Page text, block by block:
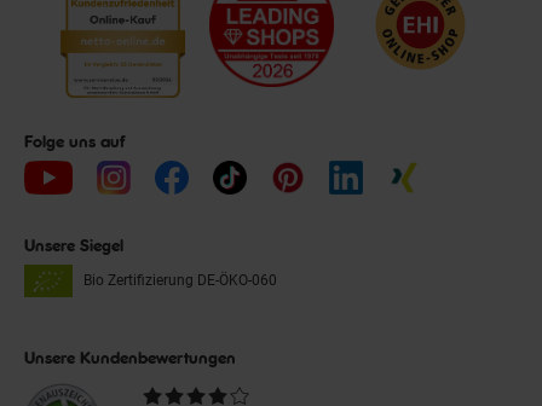
Folge uns auf
Unsere Siegel
Bio Zertifizierung DE-ÖKO-060
Unsere Kundenbewertungen
Durchschnittliche